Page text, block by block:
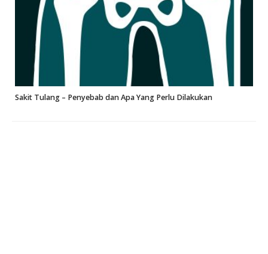
Sakit Tulang – Penyebab dan Apa Yang Perlu Dilakukan